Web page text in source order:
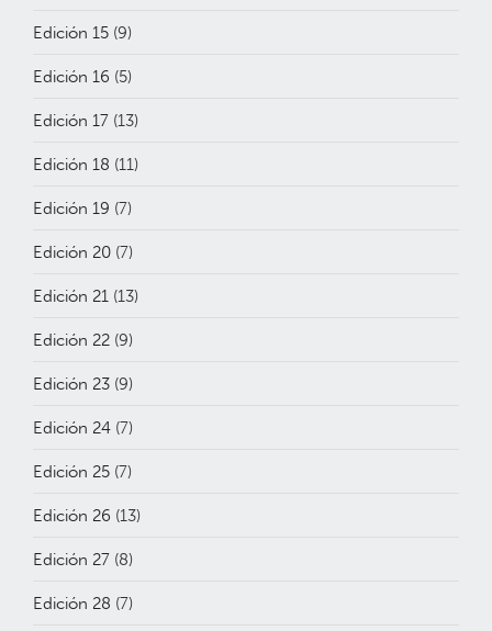
Edición 15 (9)
Edición 16 (5)
Edición 17 (13)
Edición 18 (11)
Edición 19 (7)
Edición 20 (7)
Edición 21 (13)
Edición 22 (9)
Edición 23 (9)
Edición 24 (7)
Edición 25 (7)
Edición 26 (13)
Edición 27 (8)
Edición 28 (7)